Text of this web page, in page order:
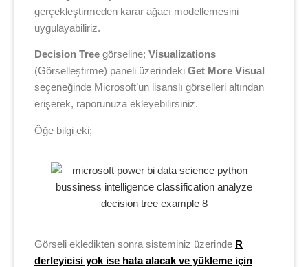
gerçekleştirmeden karar ağacı modellemesini
uygulayabiliriz.
Decision Tree görseline; Visualizations
(Görselleştirme) paneli üzerindeki Get More Visual
seçeneğinde Microsoft’un lisanslı görselleri altından
erişerek, raporunuza ekleyebilirsiniz.
Öğe bilgi eki;
Görseli ekledikten sonra sisteminiz üzerinde R
derleyicisi yok ise hata alacak ve yükleme için